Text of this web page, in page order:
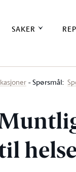
SAKER
Spørsmål: